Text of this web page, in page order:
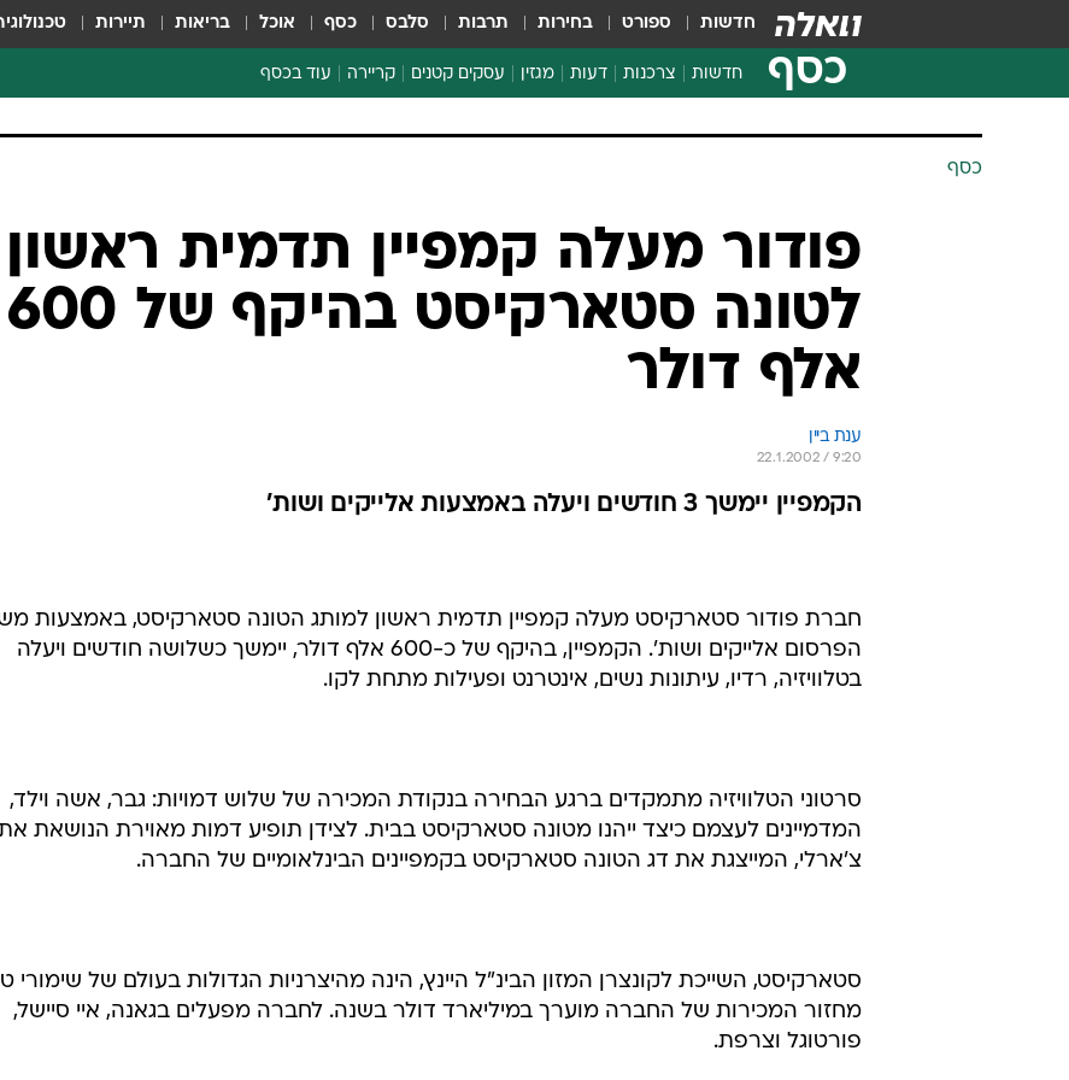
חדשות ספורט בחירות תרבות סלבס כסף אוכל בריאות תיירות
כסף חדשות צרכנות
השוואת מחירים
צרכנות פיננסית
דעות מגזין עסקים קטנים קריירה עוד בכסף
הלאונג'
ספורט ביזנס
כסף
פודור מעלה קמפיין תדמית ראשון
לטונה סטארקיסט בהיקף של 600
אלף דולר
ענת ביין
22.1.2002 / 9:20
הקמפיין יימשך 3 חודשים ויעלה באמצעות אלייקים ושות'
חברת פודור סטארקיסט מעלה קמפיין תדמית ראשון למותג הטונה סטארקיסט, באמצעות
הפרסום אלייקים ושות'. הקמפיין, בהיקף של כ-600 אלף דולר, יימשך כשלושה חודשים ויעלה
בטלוויזיה, רדיו, עיתונות נשים, אינטרנט ופעילות מתחת לקו.
סרטוני הטלוויזיה מתמקדים ברגע הבחירה בנקודת המכירה של שלוש דמויות: גבר, אשה וילד,
המדמיינים לעצמם כיצד ייהנו מטונה סטארקיסט בבית. לצידן תופיע דמות מאוירת הנושאת
צ'ארלי, המייצגת את דג הטונה סטארקיסט בקמפיינים הבינלאומיים של החברה.
סטארקיסט, השייכת לקונצרן המזון הבינ"ל היינץ, הינה מהיצרניות הגדולות בעולם של שימורי
מחזור המכירות של החברה מוערך במיליארד דולר בשנה. לחברה מפעלים בגאנה, איי סיישל,
פורטוגל וצרפת.